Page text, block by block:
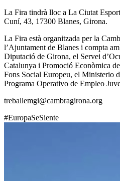
La Fira tindrà lloc a La Ciutat
Cuní, 43, 17300 Blanes, Girona.
La Fira està organitzada per la
l’Ajuntament de Blanes i compta
Diputació de Girona, el Servei
Catalunya i Promoció Econòmica
Fons Social Europeu, el Ministerio
Programa Operativo de Empleo
treballemgi@cambragirona.org
#EuropaSeSiente